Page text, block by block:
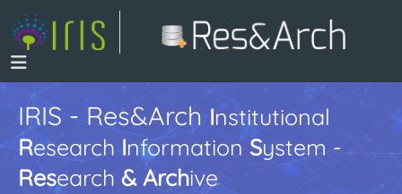
IRIS - Res&ArchInstitutional
Research InformationSystem -
Research & Archive